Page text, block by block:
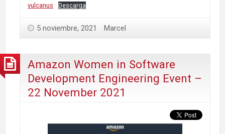
vulcanus
Descarga
5 noviembre, 2021 Marcel
Amazon Women in Software
Development Engineering Event –
22 November 2021